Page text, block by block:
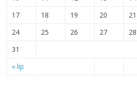
« lip
17
18 19 20 21
24
25 26 27 28
31